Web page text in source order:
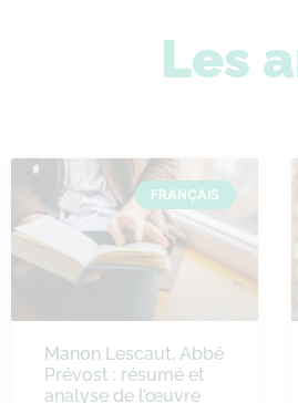
Les
FRANÇAIS
Manon Lescaut, Abbé
Prévost : résumé et
analyse de l’œuvre